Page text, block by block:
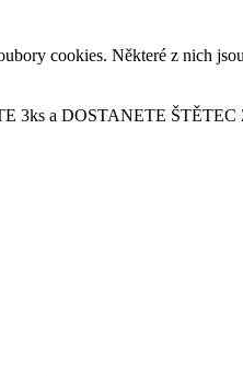
cookies. Některé z nich
3ks a DOSTANETE